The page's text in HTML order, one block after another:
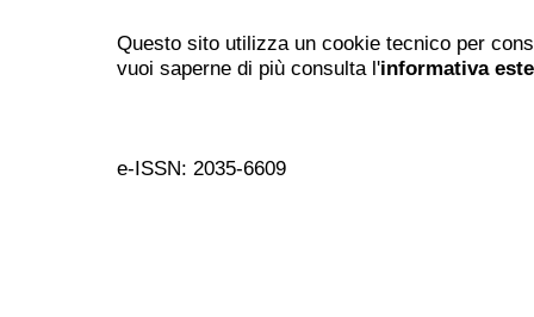
Questo sito utilizza un cookie tecnico per
vuoi saperne di più consulta l'informativa
e-ISSN: 2035-6609